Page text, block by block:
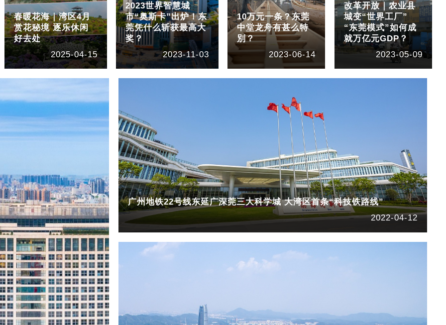
春暖花海｜湾区4月
赏花秘境 逐乐休闲
好去处
2025-04-15
2023世界智慧城
市“奥斯卡”出炉！东
莞凭什么斩获最高大
奖？
2023-11-03
10万元一条？东莞
中堂龙舟有甚么特
別？
2023-06-14
改革开放｜农业县
城变“世界工厂”
“东莞模式”如何成
就万亿元GDP？
2023-05-09
广州地铁22号线东延广深莞三大科学城 大湾区首条“科技铁路线”
2022-04-12